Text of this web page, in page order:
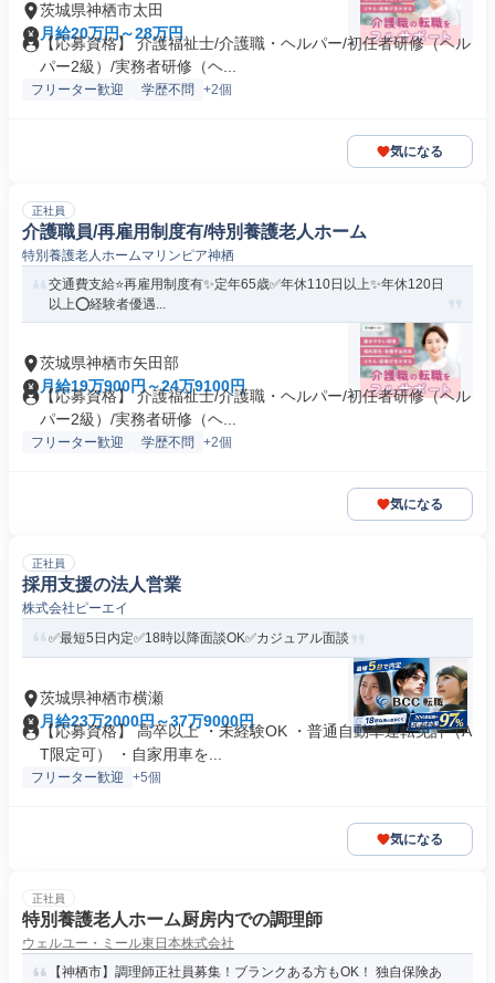
茨城県神栖市太田
月給20万円～28万円
【応募資格】 介護福祉士/介護職・ヘルパー/初任者研修（ヘル
パー2級）/実務者研修（ヘ...
フリーター歓迎 学歴不問 +2個
気になる
正社員
介護職員/再雇用制度有/特別養護老人ホーム
特別養護老人ホームマリンピア神栖
交通費支給⭐️再雇用制度有✨定年65歳✅️年休110日以上✨年休120日
以上⭕️経験者優遇...
茨城県神栖市矢田部
月給19万900円～24万9100円
【応募資格】 介護福祉士/介護職・ヘルパー/初任者研修（ヘル
パー2級）/実務者研修（ヘ...
フリーター歓迎 学歴不問 +2個
気になる
正社員
採用支援の法人営業
株式会社ピーエイ
✅最短5日内定✅18時以降面談OK✅カジュアル面談
茨城県神栖市横瀬
月給23万2000円～37万9000円
【応募資格】 高卒以上 ・未経験OK ・普通自動車運転免許（A
T限定可） ・自家用車を...
フリーター歓迎 +5個
気になる
正社員
特別養護老人ホーム厨房内での調理師
ウェルユー・ミール東日本株式会社
【神栖市】調理師正社員募集！ブランクある方もOK！ 独自保険あ